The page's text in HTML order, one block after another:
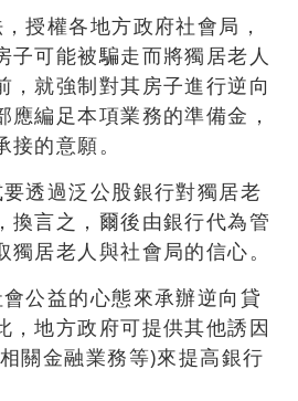
授權各地方政府社會局，
子可能被騙走而將獨居老人
，就強制對其房子進行逆向
編足本項業務的準備金，
的意願。
透過泛公股銀行對獨居老
換言之，爾後由銀行代為管
居老人與社會局的信心。
公益的心態來承辦逆向貸
，地方政府可提供其他誘因
關金融業務等)來提高銀行